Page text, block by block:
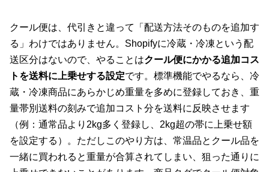
クール便は、代引きと違って「配送方法そのものを追加す
る」わけではありません。Shopifyに冷蔵・冷凍という配
送区分はないので、やることはクール便にかかる追加コス
トを送料に上乗せする設定です。標準機能でやるなら、冷
蔵・冷凍商品にあらかじめ重量を多めに登録しておき、重
量帯別送料の刻みで追加コスト分を送料に反映させます
（例：通常品より2kg多く登録し、2kg超の帯に上乗せ額
を設定する）。ただしこのやり方は、常温品とクール品を
一緒に買われると重量が合算されてしまい、狙った通りに